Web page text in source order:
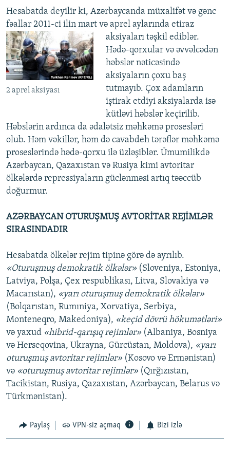
Hesabatda deyilir ki, Azərbaycanda müxalifət və gənc
fəallar 2011-ci ilin mart və aprel aylarında etiraz
aksiyaları təşkil ediblər.
2 aprel aksiyası
Hədə-qorxular və əvvəlcədən
həbslər nəticəsində
aksiyaların çoxu baş
tutmayıb. Çox adamların
iştirak etdiyi aksiyalarda isə
kütləvi həbslər keçirilib.
Həbslərin ardınca da ədalətsiz məhkəmə prosesləri
olub. Həm vəkillər, həm də cavabdeh tərəflər məhkəmə
proseslərində hədə-qorxu ilə üzləşiblər. Ümumilikdə
Azərbaycan, Qazaxıstan və Rusiya kimi avtoritar
ölkələrdə repressiyaların güclənməsi artıq təəccüb
doğurmur.
AZƏRBAYCAN OTURUŞMUŞ AVTORİTAR REJİMLƏR
SIRASINDADIR
Hesabatda ölkələr rejim tipinə görə də ayrılıb.
«Oturuşmuş demokratik ölkələr» (Sloveniya, Estoniya,
Latviya, Polşa, Çex respublikası, Litva, Slovakiya və
Macarıstan), «yarı oturuşmuş demokratik ölkələr»
(Bolqarıstan, Rumıniya, Xorvatiya, Serbiya,
Monteneqro, Makedoniya), «keçid dövrü hökumətləri»
və yaxud «hibrid-qarışıq rejimlər» (Albaniya, Bosniya
və Herseqovina, Ukrayna, Gürcüstan, Moldova), «yarı
oturuşmuş avtoritar rejimlər» (Kosovo və Ermənistan)
və «oturuşmuş avtoritar rejimlər» (Qırğızıstan,
Tacikistan, Rusiya, Qazaxıstan, Azərbaycan, Belarus və
Türkmənistan).
Paylaş VPN-siz açmaq Bizi izlə